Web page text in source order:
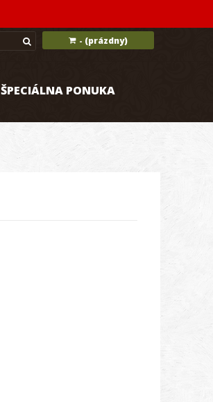
- (prázdny)
ŠPECIÁLNA PONUKA